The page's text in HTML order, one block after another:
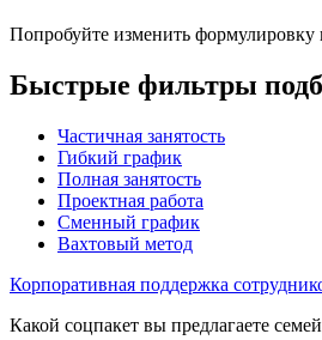
Попробуйте изменить
Быстрые фильтры
Частичная занятость
Гибкий график
Полная занятость
Проектная работа
Сменный график
Вахтовый метод
Корпоративная поддержка
Какой соцпакет вы предлагаете